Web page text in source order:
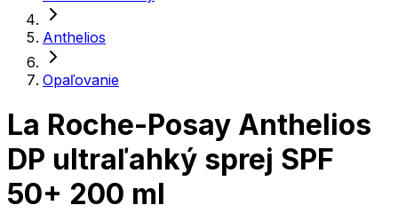
Anthelios
Opaľovanie
La Roche-Posay Anthelios
DP ultraľahký sprej SPF
50+ 200 ml